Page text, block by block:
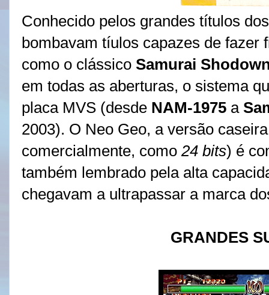
Conhecido pelos grandes títulos
bombavam tíulos capazes de fazer
como o clássico Samurai
em todas as aberturas, o sistema
placa MVS (desde NAM-1975 a
2003). O Neo Geo, a versão
comercialmente, como 24 bits) é
também lembrado pela alta
chegavam a ultrapassar a marca
GRANDES